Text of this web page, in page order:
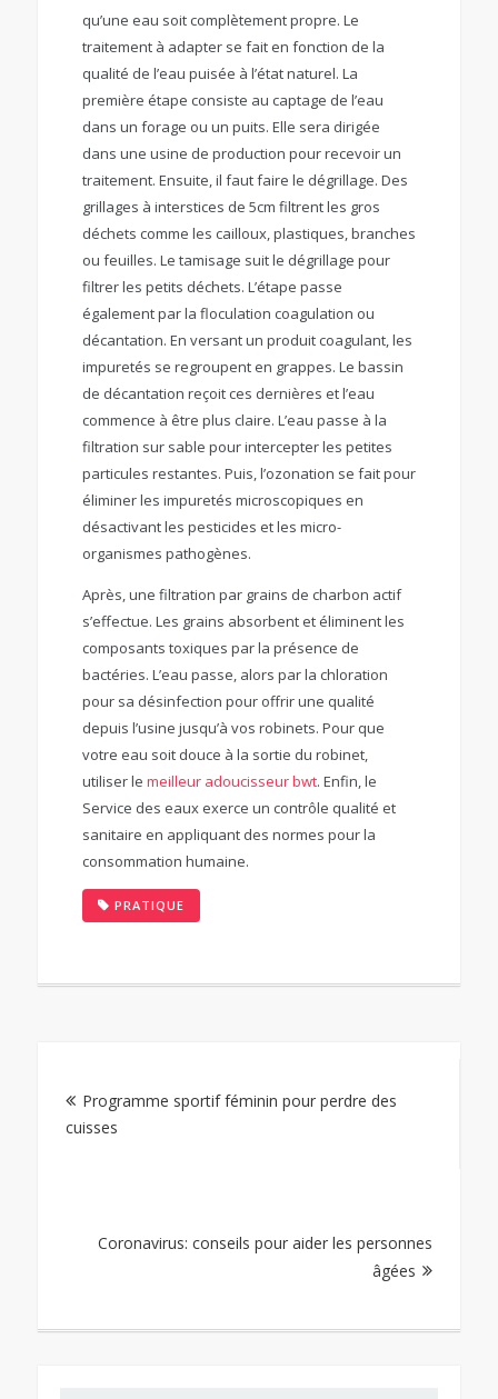
qu’une eau soit complètement propre. Le
traitement à adapter se fait en fonction de la
qualité de l’eau puisée à l’état naturel. La
première étape consiste au captage de l’eau
dans un forage ou un puits. Elle sera dirigée
dans une usine de production pour recevoir un
traitement. Ensuite, il faut faire le dégrillage. Des
grillages à interstices de 5cm filtrent les gros
déchets comme les cailloux, plastiques, branches
ou feuilles. Le tamisage suit le dégrillage pour
filtrer les petits déchets. L’étape passe
également par la floculation coagulation ou
décantation. En versant un produit coagulant, les
impuretés se regroupent en grappes. Le bassin
de décantation reçoit ces dernières et l’eau
commence à être plus claire. L’eau passe à la
filtration sur sable pour intercepter les petites
particules restantes. Puis, l’ozonation se fait pour
éliminer les impuretés microscopiques en
désactivant les pesticides et les micro-
organismes pathogènes.
Après, une filtration par grains de charbon actif
s’effectue. Les grains absorbent et éliminent les
composants toxiques par la présence de
bactéries. L’eau passe, alors par la chloration
pour sa désinfection pour offrir une qualité
depuis l’usine jusqu’à vos robinets. Pour que
votre eau soit douce à la sortie du robinet,
utiliser le meilleur adoucisseur bwt. Enfin, le
Service des eaux exerce un contrôle qualité et
sanitaire en appliquant des normes pour la
consommation humaine.
PRATIQUE
de
Programme sportif féminin pour perdre des
cuisses
Coronavirus: conseils pour aider les personnes
âgées